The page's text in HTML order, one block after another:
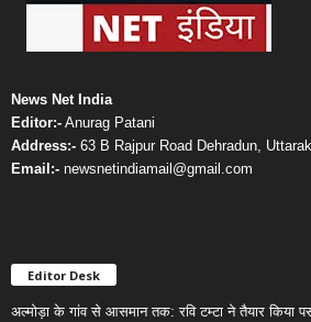
News Net India
Editor:- Anurag Patani
Address:- 63 B Rajpur Road Dehradun,
Email:- newsnetindiamail@gmail.com
Editor Desk
अल्मोड़ा के गांव से आसमान तक: रवि टम्टा ने तैयार किया